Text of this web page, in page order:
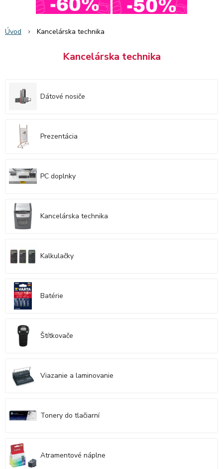
Úvod Kancelárska technika
Kancelárska technika
Dátové nosiče
Prezentácia
PC doplnky
Kancelárska technika
Kalkulačky
Batérie
Štítkovače
Viazanie a laminovanie
Tonery do tlačiarní
Atramentové náplne